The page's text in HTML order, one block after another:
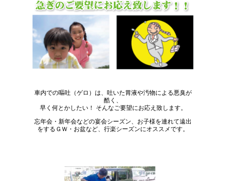
車内での嘔吐（ゲロ）は、吐いた胃液や汚物による悪臭が
酷く、
早く何とかしたい！ そんなご要望にお応え致します。
忘年会・新年会などの宴会シーズン、お子様を連れて遠出
をするＧＷ・お盆など、行楽シーズンにオススメです。